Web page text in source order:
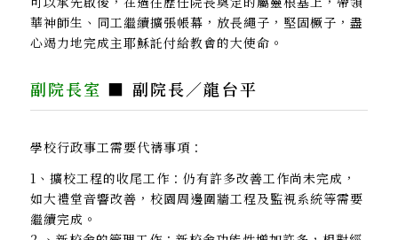
華神師生、同工繼續擴張帳幕，放長繩子，堅固橛子，盡
心竭力地完成主耶穌託付給教會的大使命。
副院長室 ■ 副院長／龍台平
學校行政事工需要代禱事項：
1、擴校工程的收尾工作：仍有許多改善工作尚未完成，
如大禮堂音響改善，校園周邊圍牆工程及監視系統等需要
繼續完成。